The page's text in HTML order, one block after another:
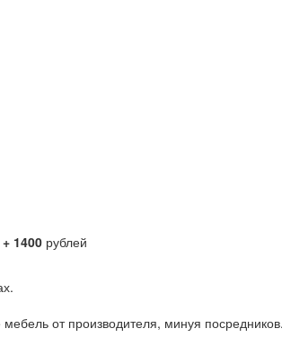
+ 1400рублей
от производителя, минуя посредников.